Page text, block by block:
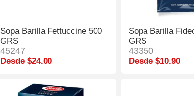
Sopa Barilla Fettuccine 500
GRS
45247
Desde $24.00
Sopa Barilla
GRS
43350
Desde $10.90